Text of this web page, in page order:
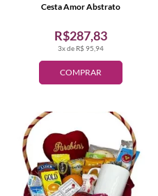
COMPRAR
3x de R$ 95,94
R$287,83
Cesta Amor Abstrato